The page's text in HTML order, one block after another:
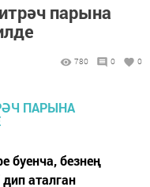
парына
780 0 0
буенча, безнең
аталган